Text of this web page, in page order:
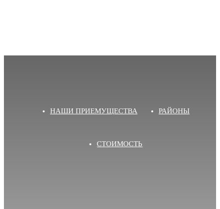
НАШИ ПРИЕМУЩЕСТВА РАЙОНЫ
СТОИМОСТЬ